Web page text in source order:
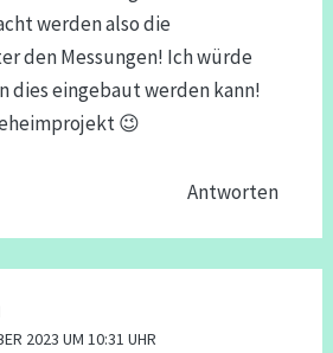
werden also die
den Messungen! Ich würde
dies eingebaut werden kann!
😉
Antworten
2023 UM 10:31 UHR